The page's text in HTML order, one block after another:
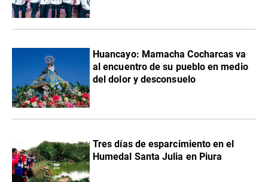
Huancayo: Mamacha Cocharcas va
al encuentro de su pueblo en medio
del dolor y desconsuelo
Tres días de esparcimiento en el
Humedal Santa Julia en Piura